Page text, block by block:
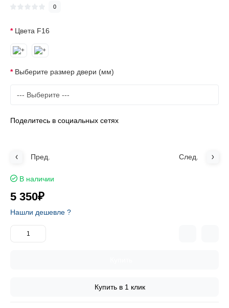
0
Цвета F16
Выберите размер двери (мм)
Поделитесь в социальных сетях
Пред. След.
В наличии
5 350₽
Нашли дешевле ?
Купить в 1 клик